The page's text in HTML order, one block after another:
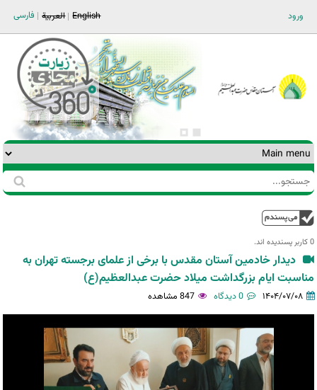
ورود فارسی العربية English
فرم
جستجو
جستجو
0 کاربر پسندیده اند.‎
دیدار خادمین آستان مقدس با برخی از علمای برجسته تهران به
مناسبت ایام بزرگداشت میلاد حضرت عبدالعظیم(ع)
۱۴۰۴/۰۷/۰۸ 0 دیدگاه 847 مشاهده